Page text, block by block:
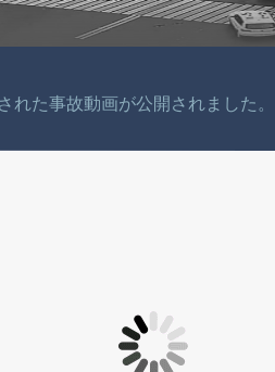
れた事故動画が公開されました。